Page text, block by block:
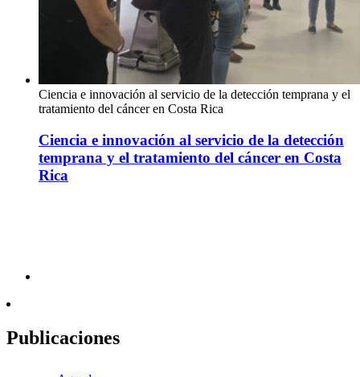
Ciencia e innovación al servicio de la detección temprana y el
tratamiento del cáncer en Costa Rica
Ciencia e innovación al servicio de la detección
temprana y el tratamiento del cáncer en Costa
Rica
Publicaciones